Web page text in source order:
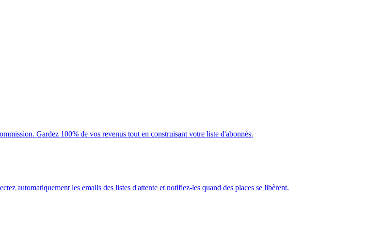
Gardez 100% de vos revenus tout en construisant votre liste d'abonnés.
automatiquement les emails des listes d'attente et notifiez-les quand des places se libèrent.